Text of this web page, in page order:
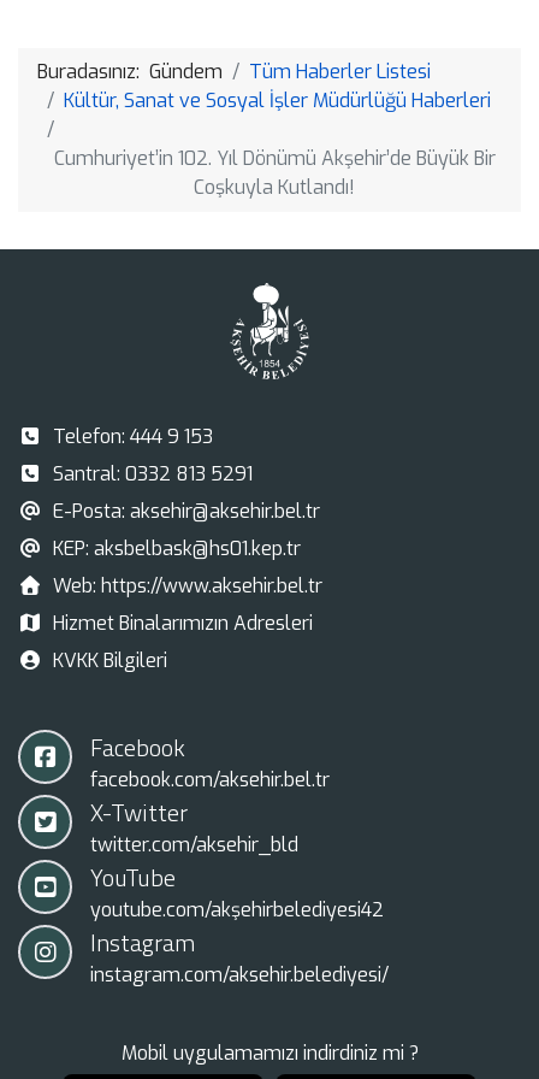
Buradasınız: Gündem
Tüm Haberler Listesi
Kültür, Sanat ve Sosyal İşler Müdürlüğü Haberleri
Cumhuriyet’in 102. Yıl Dönümü Akşehir’de Büyük Bir
Coşkuyla Kutlandı!
Telefon: 444 9 153
Santral: 0332 813 5291
E-Posta: aksehir@aksehir.bel.tr
KEP: aksbelbask@hs01.kep.tr
Web: https://www.aksehir.bel.tr
Hizmet Binalarımızın Adresleri
KVKK Bilgileri
Facebook
facebook.com/aksehir.bel.tr
X-Twitter
twitter.com/aksehir_bld
YouTube
youtube.com/akşehirbelediyesi42
Instagram
instagram.com/aksehir.belediyesi/
Mobil uygulamamızı indirdiniz mi ?